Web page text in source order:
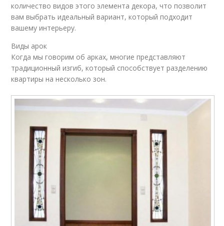
количество видов этого элемента декора, что позволит
вам выбрать идеальный вариант, который подходит
вашему интерьеру.
Виды арок
Когда мы говорим об арках, многие представляют
традиционный изгиб, который способствует разделению
квартиры на несколько зон.